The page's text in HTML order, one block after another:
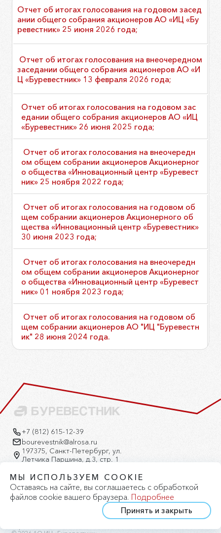
Отчет об итогах голосования на годовом засед
ании общего собрания акционеров АО «ИЦ «Бу
ревестник» 25 июня 2026 года;
Отчет об итогах голосования на внеочередном
заседании общего собрания акционеров АО «И
Ц «Буревестник» 13 февраля 2026 года;
Отчет об итогах голосования на годовом зас
едании общего собрания акционеров АО «ИЦ
«Буревестник» 26 июня 2025 года;
Отчет об итогах голосования на внеочередн
ом общем собрании акционеров Акционерног
о общества «Инновационный центр «Буревест
ник» 25 ноября 2022 года;
Отчет об итогах голосования на годовом об
щем собрании акционеров Акционерного об
щества «Инновационный центр «Буревестник»
30 июня 2023 года;
Отчет об итогах голосования на внеочередн
ом общем собрании акционеров Акционерног
о общества «Инновационный центр «Буревест
ник» 01 ноября 2023 года;
Отчет об итогах голосования на годовом об
щем собрании акционеров АО "ИЦ "Буревестн
ик" 28 июня 2024 года.
+7 (812) 615-12-39
bourevestnik@alrosa.ru
197375, Санкт-Петербург, ул.
Летчика Паршина, д.3, стр. 1
Политика конфиденциальности
МЫ ИСПОЛЬЗУЕМ COOKIE
Оставаясь на сайте, вы соглашаетесь с обработкой
файлов cookie вашего браузера. Подробнее
Принять и закрыть